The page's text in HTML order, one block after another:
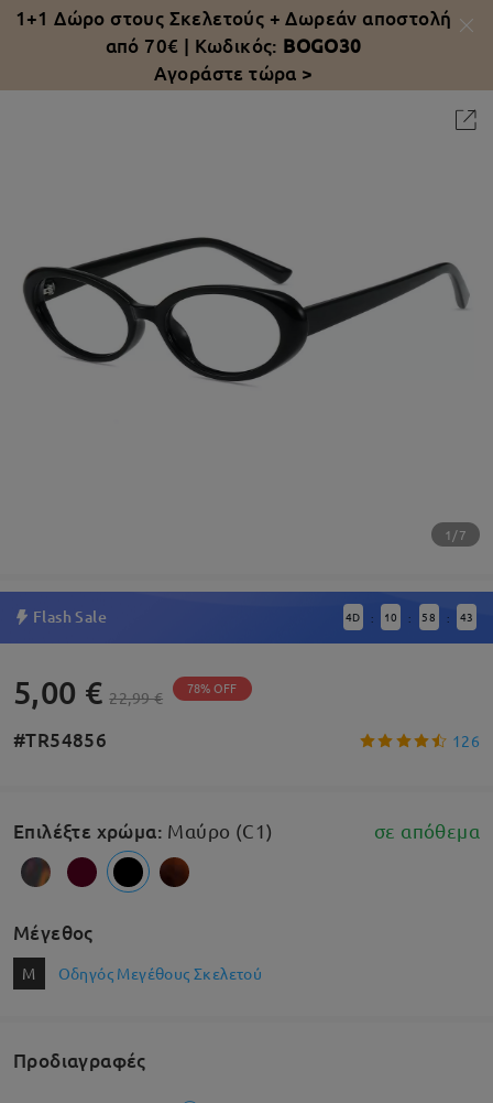
1+1 Δώρο στους Σκελετούς +Δωρεάν αποστολή
από 70€ | Κωδικός: BOGO30
Αγοράστε τώρα >
1/7
Flash Sale 4D : 10 : 58 : 43
5,00 € 22,99 € 78% OFF
#TR54856 126
Επιλέξτε χρώμα: Μαύρο (C1) σε απόθεμα
Μέγεθος
M Οδηγός Μεγέθους Σκελετού
Προδιαγραφές